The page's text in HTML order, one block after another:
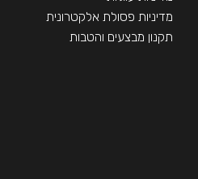
מדיניות פסולת אלקטרונית
תקנון מבצעים והטבות